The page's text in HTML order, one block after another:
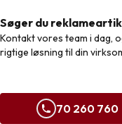
Søger du
Kontakt vores team i dag,
rigtige løsning til din
70 260 760